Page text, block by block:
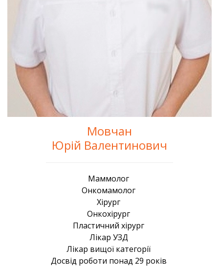
Мовчан
Юрій Валентинович